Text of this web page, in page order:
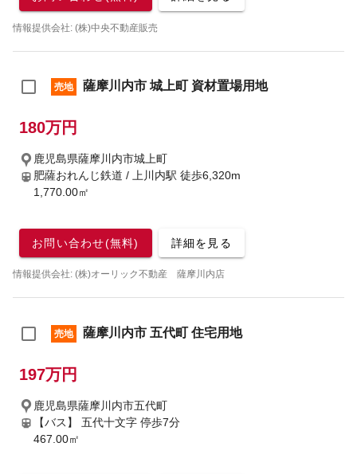
情報提供会社: (株)中央不動産販売
売地 薩摩川内市 城上町 資材置場用地
180万円
鹿児島県薩摩川内市城上町
肥薩おれんじ鉄道 / 上川内駅 徒歩6,320m
1,770.00㎡
お問い合わせ(無料) 詳細を見る
情報提供会社: (株)オーリック不動産 薩摩川内店
売地 薩摩川内市 五代町 住宅用地
197万円
鹿児島県薩摩川内市五代町
【バス】 五代十文字 停歩7分
467.00㎡